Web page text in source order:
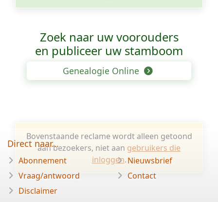
Zoek naar uw voorouders
en publiceer uw stamboom
Genealogie Online
Bovenstaande reclame wordt alleen getoond
aan bezoekers, niet aan gebruikers die
inloggen.
Direct naar...
Abonnement
Vraag/antwoord
Disclaimer
Nieuwsbrief
Contact